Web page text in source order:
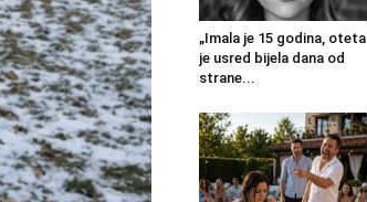
„Imala je 15 godina, oteta
je usred bijela dana od
strane...